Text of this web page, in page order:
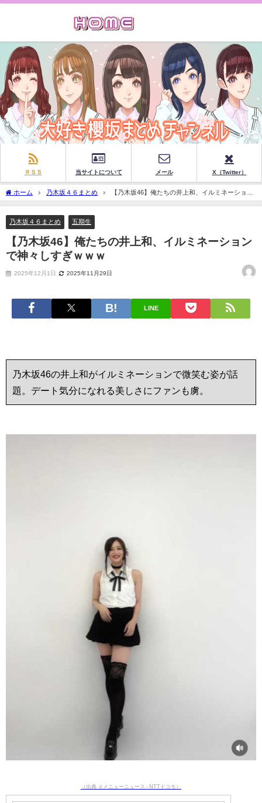
ＲＳＳ 当サイトについて メール X（Twitter）
ホーム 乃木坂４６まとめ
【乃木坂46】俺たちの井上和、イルミネーション
で神々しすぎｗｗｗ
乃木坂４６まとめ 五期生
【乃木坂46】俺たちの井上和、イルミネーション
で神々しすぎｗｗｗ
2025年12月1日 2025年11月29日
LINE
乃木坂46の井上和がイルミネーションで微笑む姿が話
題。デート気分になれる美しさにファンも虜。
（出典 ｄメニューニュース - NTTドコモ）